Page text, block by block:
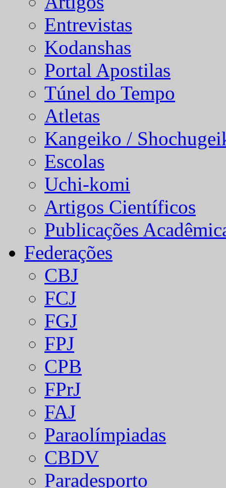
Entrevistas
Kodanshas
Portal Apostilas
Túnel do Tempo
Atletas
Kangeiko /
Escolas
Uchi-komi
Artigos Científicos
Publicações
Federações
CBJ
FCJ
FGJ
FPJ
CPB
FPrJ
FAJ
Paraolímpiadas
CBDV
Paradesporto